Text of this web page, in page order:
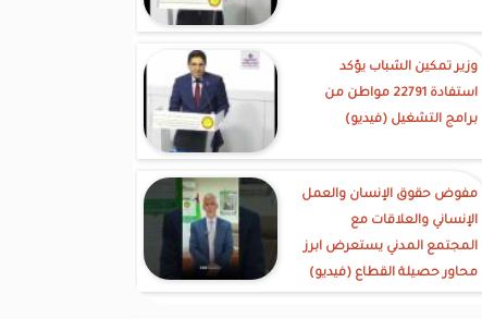
وزير تمكين الشباب يؤكد
استفادة 22791 مواطن من
برامج التشغيل (فيديو)
مفوض حقوق الإنسان والعمل
الإنساني والعلاقات مع
المجتمع المدني يستعرض ابرز
محاور حصيلة القطاع (فيديو)